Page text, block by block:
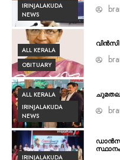
IRINJALAKUDA
NEWS
ALL KERALA
OBITUARY
വിൻസി
ALL KERALA
IRINJALAKUDA
NEWS
IRINJALAKUDA
ഡാൻസ്